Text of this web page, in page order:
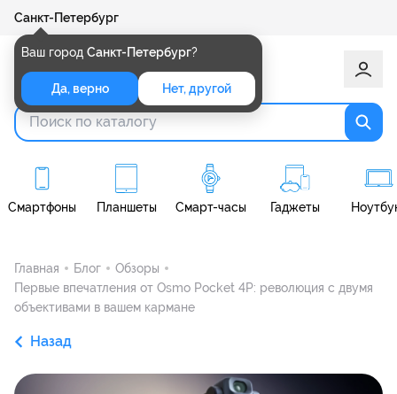
Санкт-Петербург
Смартфоны Планшеты Смарт-часы Гаджеты
Главная Блог
Обзоры
Первые впечатления от Osmo Pocket 4P: революция с двумя
объективами в вашем кармане
Назад
Ваш город Санкт-Петербург?
Да, верно Нет, другой